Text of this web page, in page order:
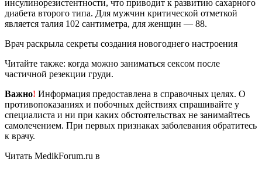
инсулинорезистентности, что приводит к развитию сахарного
диабета второго типа. Для мужчин критической отметкой
является талия 102 сантиметра, для женщин — 88.
Врач раскрыла секреты создания новогоднего настроения
Читайте также: когда можно заниматься сексом после
частичной резекции груди.
Важно! Информация предоставлена в справочных целях. О
противопоказаниях и побочных действиях спрашивайте у
специалиста и ни при каких обстоятельствах не занимайтесь
самолечением. При первых признаках заболевания обратитесь
к врачу.
Читать MedikForum.ru в